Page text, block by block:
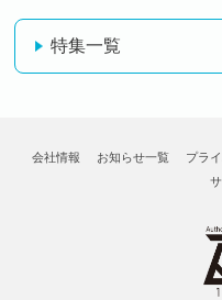
特集一覧
会社情報 お知らせ一覧 プラ